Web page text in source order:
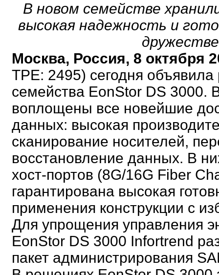
В новом семействе
высокая надежность и
Москва, Россия, 8 октября
TPE: 2495) сегодня
семейства EonStor DS 3000.
воплощены все новейшие
данных: высокая
сканирование носителей,
восстановление данных. В
хост-портов (8G/16G Fiber
гарантирована высокая
применения конструкции с
Для упрощения управления
EonStor DS 3000 Infortrend
пакет администрирования